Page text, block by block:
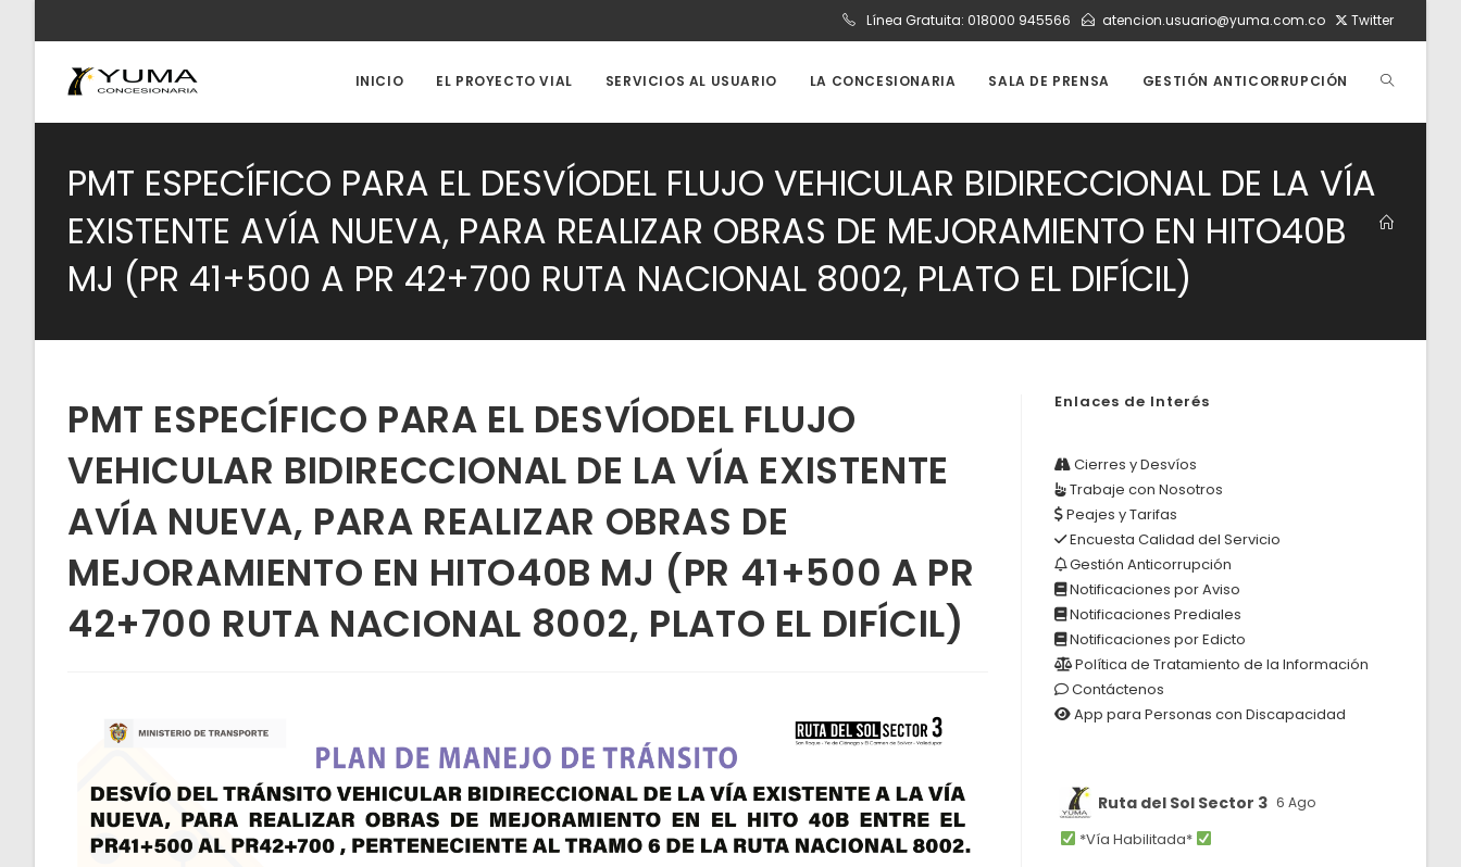
contenido
Línea Gratuita: 018000 945566 atencion.usuario@yuma.com.co Twitter
INICIO EL PROYECTO VIAL SERVICIOS AL USUARIO LA CONCESIONARIA SALA DE PRENSA GESTIÓN ANTICORRUPCIÓN ALTERNAR
PMT ESPECÍFICO PARA EL DESVÍODEL FLUJO VEHICULAR BIDIRECCIONAL DE LA VÍA
EXISTENTE AVÍA NUEVA, PARA REALIZAR OBRAS DE MEJORAMIENTO EN HITO40B
MJ (PR 41+500 A PR 42+700 RUTA NACIONAL 8002, PLATO EL DIFÍCIL)
PMT ESPECÍFICO PARA EL DESVÍODEL FLUJO
VEHICULAR BIDIRECCIONAL DE LA VÍA EXISTENTE
AVÍA NUEVA, PARA REALIZAR OBRAS DE
MEJORAMIENTO EN HITO40B MJ (PR 41+500 A PR
42+700 RUTA NACIONAL 8002, PLATO EL DIFÍCIL)
Enlaces de Interés
Cierres y Desvíos
Trabaje con Nosotros
Peajes y Tarifas
Encuesta Calidad del Servicio
Gestión Anticorrupción
Notificaciones por Aviso
Notificaciones Prediales
Notificaciones por Edicto
Política de Tratamiento de la Información
Contáctenos
App para Personas con Discapacidad
Ruta del Sol Sector 3 6 Ago
*Vía Habilitada*